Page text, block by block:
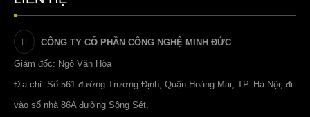
CÔNG TY CỔ PHẦN CÔNG NGHỆ MINH ĐỨC
Giám đốc: Ngô Văn Hòa
Địa chỉ: Số 561 đường Trương Định, Quận Hoàng Mai, TP. Hà Nội, đi
vào số nhà 86A đường Sông Sét.